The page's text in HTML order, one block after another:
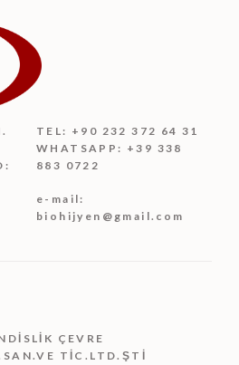
TEL: +90 232 372 64 31
WHATSAPP: +39 338
883 0722
e-mail:
biohijyen@gmail.com
ÇEVRE
TİC.LTD.ŞTİ